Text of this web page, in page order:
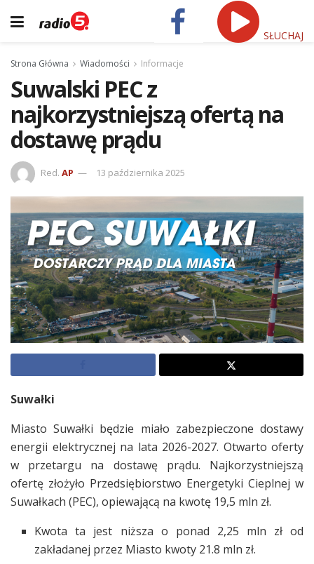
SŁUCHAJ
Strona Główna Wiadomości Informacje
Suwalski PEC z
najkorzystniejszą ofertą na
dostawę prądu
Red. AP 13 października 2025
Suwałki
Miasto Suwałki będzie miało zabezpieczone dostawy
energii elektrycznej na lata 2026-2027. Otwarto oferty
w przetargu na dostawę prądu. Najkorzystniejszą
ofertę złożyło Przedsiębiorstwo Energetyki Cieplnej w
Suwałkach (PEC), opiewającą na kwotę 19,5 mln zł.
Kwota ta jest niższa o ponad 2,25 mln zł od
zakładanej przez Miasto kwoty 21.8 mln zł.